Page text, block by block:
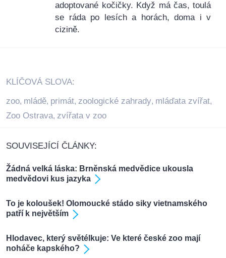
adoptované kočičky. Když má čas, toulá
se ráda po lesích a horách, doma i v
cizině.
KLÍČOVÁ SLOVA:
zoo, mládě, primát, zoologické zahrady, mláďata zvířat,
Zoo Ostrava, zvířata v zoo
SOUVISEJÍCÍ ČLÁNKY:
Žádná velká láska: Brněnská medvědice ukousla
medvědovi kus jazyka
To je koloušek! Olomoucké stádo siky vietnamského
patří k největším
Hlodavec, který světélkuje: Ve které české zoo mají
noháče kapského?